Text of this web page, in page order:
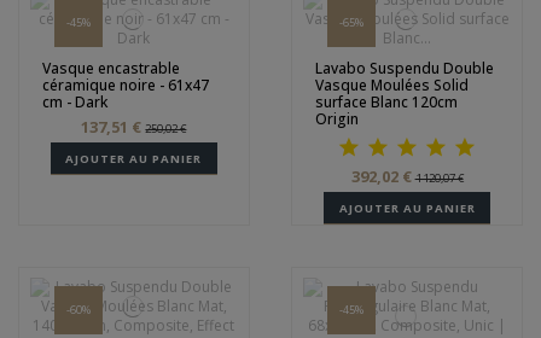
-45%
Vasque encastrable
céramique noire - 61x47
cm - Dark
137,51 €250,02 €
AJOUTER AU PANIER
-65%
Lavabo Suspendu Double
Vasque Moulées Solid
surface Blanc 120cm
Origin
392,02 €1 120,07 €
AJOUTER AU PANIER
-60% -45%